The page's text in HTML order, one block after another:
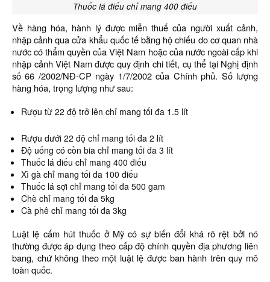
Thuốc lá điếu chỉ mang 400 điếu
Về hàng hóa, hành lý được miễn thuế của người xuất cảnh,
nhập cảnh qua cửa khẩu quốc tế bằng hộ chiếu do cơ quan nhà
nước có thẩm quyền của Việt Nam hoặc của nước ngoài cấp khi
nhập cảnh Việt Nam được quy định chi tiết, cụ thể tại Nghị định
số 66 /2002/NĐ-CP ngày 1/7/2002 của Chính phủ. Số lượng
hàng hóa, trọng lượng như sau:
Rượu từ 22 độ trở lên chỉ mang tối đa 1.5 lít
Rượu dưới 22 độ chỉ mang tối đa 2 lít
Độ uống có cồn bia chỉ mang tối đa 3 lít
Thuốc lá điếu chỉ mang 400 điếu
Xì gà chỉ mang tối đa 100 điếu
Thuốc lá sợi chỉ mang tối đa 500 gam
Chè chỉ mang tối đa 5kg
Cà phê chỉ mang tối đa 3kg
Luật lệ cấm hút thuốc ở Mỹ có sự biến đổi khá rõ rệt bởi nó
thường được áp dụng theo cấp độ chính quyền địa phương liên
bang, chứ không theo một luật lệ được ban hành trên quy mô
toàn quốc.